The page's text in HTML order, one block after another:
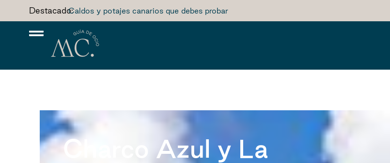
Destacado:Caldos y potajes canarios que debes probar
Charco Azul y La